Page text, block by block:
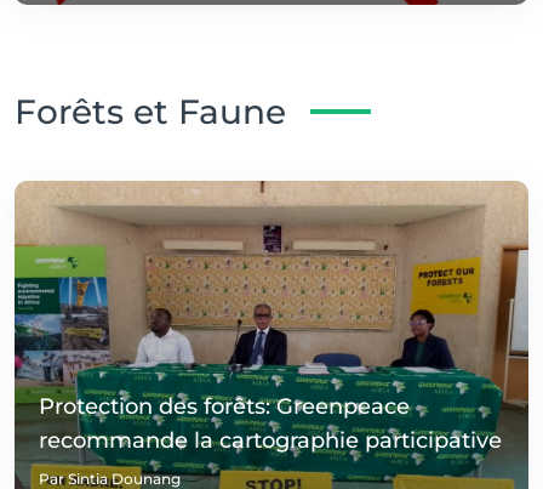
Forêts et Faune
Protection des forêts: Greenpeace
recommande la cartographie participative
Par Sintia Dounang